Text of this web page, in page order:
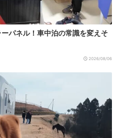
パネル！車中泊の常識を変えそ
2026/08/06